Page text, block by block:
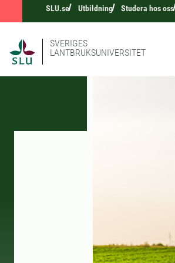
SLU.se Utbildning Studera hos oss
SVERIGES
LANTBRUKSUNIVERSITET